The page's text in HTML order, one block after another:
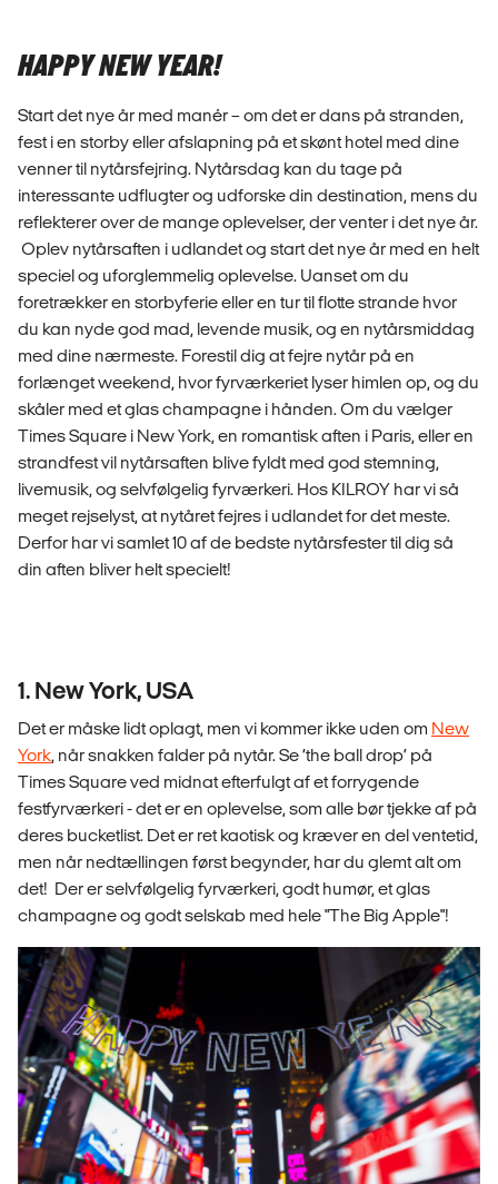
HAPPY NEW YEAR!
Start det nye år med manér – om det er dans på stranden,
fest i en storby eller afslapning på et skønt hotel med dine
venner til nytårsfejring. Nytårsdag kan du tage på
interessante udflugter og udforske din destination, mens du
reflekterer over de mange oplevelser, der venter i det nye år.
Oplev nytårsaften i udlandet og start det nye år med en helt
speciel og uforglemmelig oplevelse. Uanset om du
foretrækker en storbyferie eller en tur til flotte strande hvor
du kan nyde god mad, levende musik, og en nytårsmiddag
med dine nærmeste. Forestil dig at fejre nytår på en
forlænget weekend, hvor fyrværkeriet lyser himlen op, og du
skåler med et glas champagne i hånden. Om du vælger
Times Square i New York, en romantisk aften i Paris, eller en
strandfest vil nytårsaften blive fyldt med god stemning,
livemusik, og selvfølgelig fyrværkeri. Hos KILROY har vi så
meget rejselyst, at nytåret fejres i udlandet for det meste.
Derfor har vi samlet 10 af de bedste nytårsfester til dig så
din aften bliver helt specielt!
1. New York, USA
Det er måske lidt oplagt, men vi kommer ikke uden om New
York, når snakken falder på nytår. Se ‘the ball drop’ på
Times Square ved midnat efterfulgt af et forrygende
festfyrværkeri - det er en oplevelse, som alle bør tjekke af på
deres bucketlist. Det er ret kaotisk og kræver en del ventetid,
men når nedtællingen først begynder, har du glemt alt om
det! Der er selvfølgelig fyrværkeri, godt humør, et glas
champagne og godt selskab med hele "The Big Apple"!